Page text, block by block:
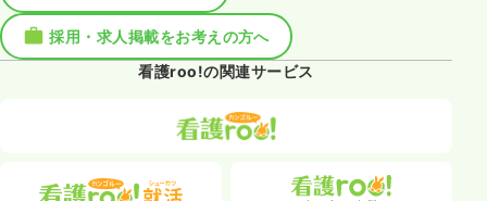
採用・求人掲載をお考えの方へ
看護roo!の関連サービス